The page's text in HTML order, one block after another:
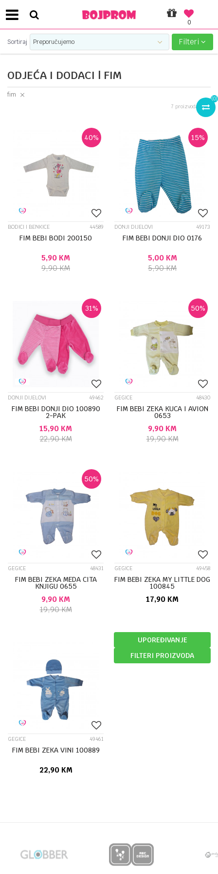
0
SIGURNO PLAĆANJE PLATNIM KARTICAMA!
(0)
ODJEĆA I DODACI | FIM
Sortiraj Filteri
fim
7 proizvoda
40%
BODICI I BENKICE 44589
FIM BEBI BODI 200150
5,90 KM
9,90KM
15%
DONJI DIJELOVI 49173
FIM BEBI DONJI DIO 0176
5,00 KM
5,90KM
31%
DONJI DIJELOVI 49462
FIM BEBI DONJI DIO 100890
2-PAK
15,90 KM
22,90KM
50%
GEGICE 48430
FIM BEBI ZEKA KUCA I AVION
0653
9,90 KM
19,90KM
50%
GEGICE 48431
FIM BEBI ZEKA MEDA CITA
KNJIGU 0655
9,90 KM
19,90KM
GEGICE 49458
FIM BEBI ZEKA MY LITTLE DOG
100845
17,90 KM
GEGICE 49461
FIM BEBI ZEKA VINI 100889
22,90 KM
UPOREĐIVANJE
FILTERI PROIZVODA